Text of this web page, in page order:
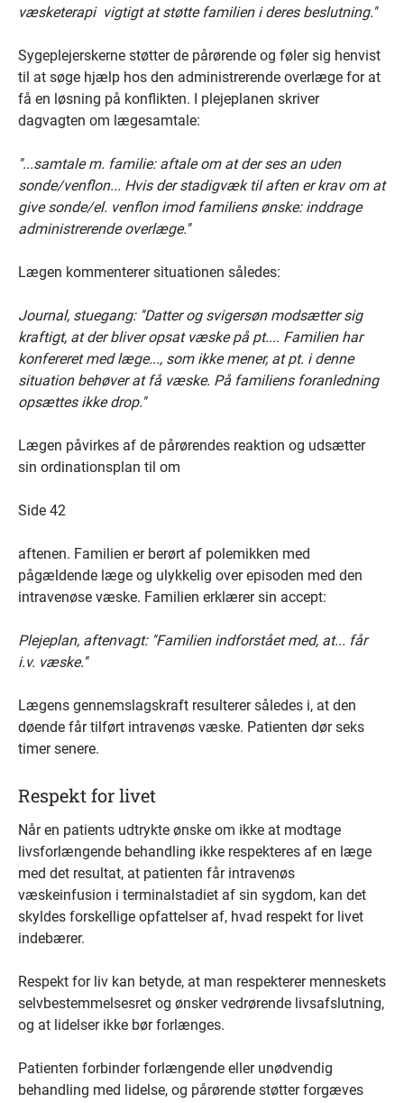
væsketerapi ­ vigtigt at støtte familien i deres beslutning.''
Sygeplejerskerne støtter de pårørende og føler sig henvist
til at søge hjælp hos den administrerende overlæge for at
få en løsning på konflikten. I plejeplanen skriver
dagvagten om lægesamtale:
''...samtale m. familie: aftale om at der ses an uden
sonde/venflon... Hvis der stadigvæk til aften er krav om at
give sonde/el. venflon imod familiens ønske: inddrage
administrerende overlæge.''
Lægen kommenterer situationen således:
Journal, stuegang: ''Datter og svigersøn modsætter sig
kraftigt, at der bliver opsat væske på pt.... Familien har
konfereret med læge..., som ikke mener, at pt. i denne
situation behøver at få væske. På familiens foranledning
opsættes ikke drop.''
Lægen påvirkes af de pårørendes reaktion og udsætter
sin ordinationsplan til om
Side 42
aftenen. Familien er berørt af polemikken med
pågældende læge og ulykkelig over episoden med den
intravenøse væske. Familien erklærer sin accept:
Plejeplan, aftenvagt: ''Familien indforstået med, at... får
i.v. væske.''
Lægens gennemslagskraft resulterer således i, at den
døende får tilført intravenøs væske. Patienten dør seks
timer senere.
Respekt for livet
Når en patients udtrykte ønske om ikke at modtage
livsforlængende behandling ikke respekteres af en læge
med det resultat, at patienten får intravenøs
væskeinfusion i terminalstadiet af sin sygdom, kan det
skyldes forskellige opfattelser af, hvad respekt for livet
indebærer.
Respekt for liv kan betyde, at man respekterer menneskets
selvbestemmelsesret og ønsker vedrørende livsafslutning,
og at lidelser ikke bør forlænges.
Patienten forbinder forlængende eller unødvendig
behandling med lidelse, og pårørende støtter forgæves